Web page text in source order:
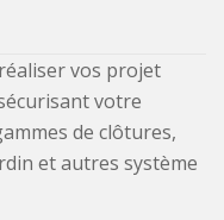
vos projet
votre
de clôtures,
et autres système